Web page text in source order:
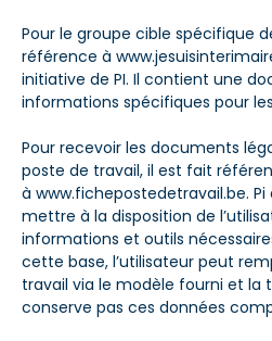
Pour le groupe cible spécifique
référence à
initiative de PI. Il contient une
informations spécifiques pour
Pour recevoir les documents
poste de travail, il est fait
à www.fichepostedetravail.be.
mettre à la disposition de
informations et outils
cette base, l’utilisateur peut
travail via le modèle fourni et la
conserve pas ces données